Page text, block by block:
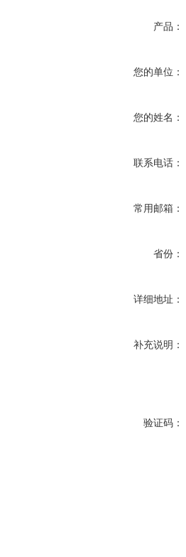
产品：
您的单位：
您的姓名：
联系电话：
常用邮箱：
省份：
详细地址：
补充说明：
验证码：